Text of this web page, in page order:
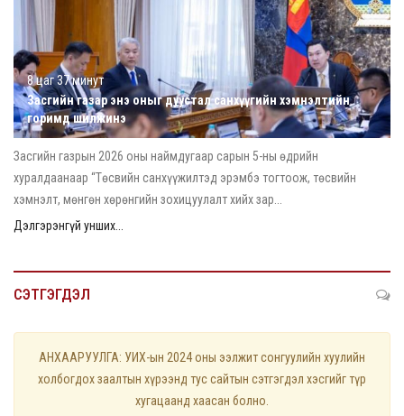
8 цаг 37 минут
Засгийн газар энэ оныг дуустал санхүүгийн хэмнэлтийн
горимд шилжинэ
Засгийн газрын 2026 оны наймдугаар сарын 5-ны өдрийн
хуралдаанаар “Төсвийн санхүүжилтэд эрэмбэ тогтоож, төсвийн
хэмнэлт, мөнгөн хөрөнгийн зохицуулалт хийх зар...
Дэлгэрэнгүй унших...
СЭТГЭГДЭЛ
АНХААРУУЛГА: УИХ-ын 2024 оны ээлжит сонгуулийн хуулийн
холбогдох заалтын хүрээнд тус сайтын сэтгэгдэл хэсгийг түр
хугацаанд хаасан болно.